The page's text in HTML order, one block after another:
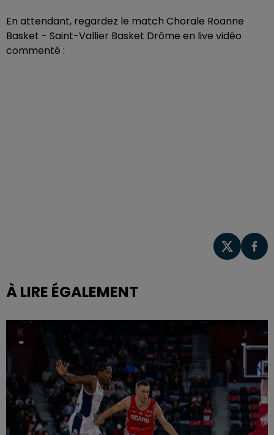
En attendant, regardez le match Chorale Roanne
Basket - Saint-Vallier Basket Drôme en live vidéo
commenté :
À LIRE ÉGALEMENT